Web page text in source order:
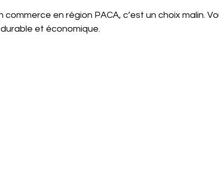
commerce en région PACA, c’est un choix malin.
durable et économique.